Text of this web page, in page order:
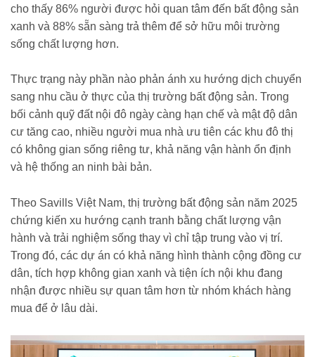
cho thấy 86% người được hỏi quan tâm đến bất động sản
xanh và 88% sẵn sàng trả thêm để sở hữu môi trường
sống chất lượng hơn.
Thực trạng này phần nào phản ánh xu hướng dịch chuyển
sang nhu cầu ở thực của thị trường bất động sản. Trong
bối cảnh quỹ đất nội đô ngày càng hạn chế và mật độ dân
cư tăng cao, nhiều người mua nhà ưu tiên các khu đô thị
có không gian sống riêng tư, khả năng vận hành ổn định
và hệ thống an ninh bài bản.
Theo Savills Việt Nam, thị trường bất động sản năm 2025
chứng kiến xu hướng cạnh tranh bằng chất lượng vận
hành và trải nghiệm sống thay vì chỉ tập trung vào vị trí.
Trong đó, các dự án có khả năng hình thành cộng đồng cư
dân, tích hợp không gian xanh và tiện ích nội khu đang
nhận được nhiều sự quan tâm hơn từ nhóm khách hàng
mua để ở lâu dài.